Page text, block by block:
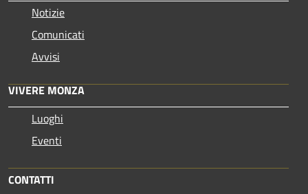
Notizie
Comunicati
Avvisi
VIVERE MONZA
Luoghi
Eventi
CONTATTI